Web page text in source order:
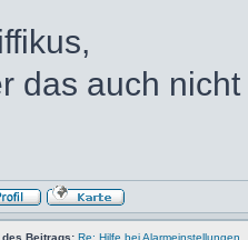
das auch
des Beitrags: Re: Hilfe bei Alarmeinstellungen